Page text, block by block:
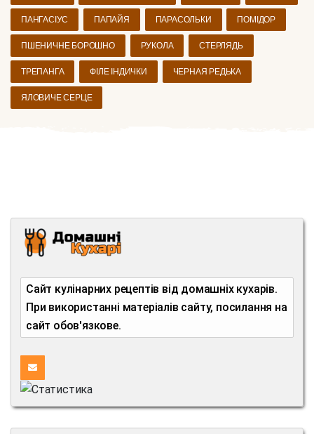
ПАНГАСІУС ПАПАЙЯ ПАРАСОЛЬКИ ПОМІДОР
ПШЕНИЧНЕ БОРОШНО РУКОЛА СТЕРЛЯДЬ
ТРЕПАНГА ФІЛЕ ІНДИЧКИ ЧЕРНАЯ РЕДЬКА
ЯЛОВИЧЕ СЕРЦЕ
Сайт кулінарних рецептів від домашніх кухарів.
При використанні матеріалів сайту, посилання на
сайт обов'язкове.